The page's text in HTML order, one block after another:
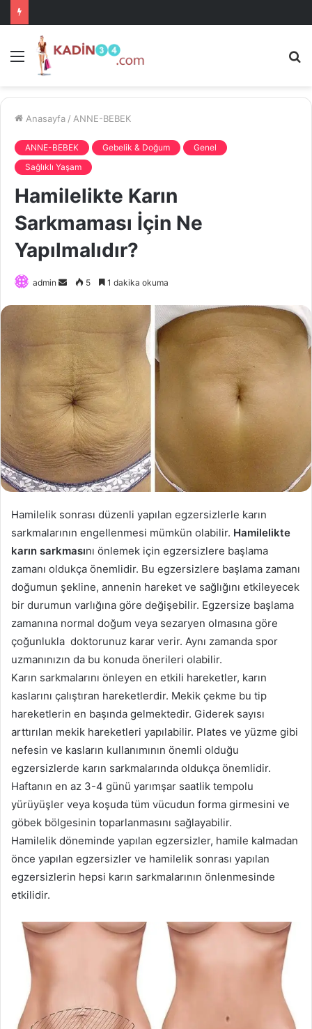
Menü
Anasayfa / ANNE-BEBEK
ANNE-BEBEK Gebelik & Doğum
Genel
Sağlıklı Yaşam
Hamilelikte Karın
Sarkmaması İçin Ne
Yapılmalıdır?
admin
Bir
posta
göndermek
5 1 dakika okuma
Hamilelik sonrası düzenli yapılan egzersizlerle karın
sarkmalarının engellenmesi mümkün olabilir. Hamilelikte
karın sarkmasını önlemek için egzersizlere başlama
zamanı oldukça önemlidir. Bu egzersizlere başlama zamanı
doğumun şekline, annenin hareket ve sağlığını etkileyecek
bir durumun varlığına göre değişebilir. Egzersize başlama
zamanına normal doğum veya sezaryen olmasına göre
çoğunlukla doktorunuz karar verir. Aynı zamanda spor
uzmanınızın da bu konuda önerileri olabilir.
Karın sarkmalarını önleyen en etkili hareketler, karın
kaslarını çalıştıran hareketlerdir. Mekik çekme bu tip
hareketlerin en başında gelmektedir. Giderek sayısı
arttırılan mekik hareketleri yapılabilir. Plates ve yüzme gibi
nefesin ve kasların kullanımının önemli olduğu
egzersizlerde karın sarkmalarında oldukça önemlidir.
Haftanın en az 3-4 günü yarımşar saatlik tempolu
yürüyüşler veya koşuda tüm vücudun forma girmesini ve
göbek bölgesinin toparlanmasını sağlayabilir.
Hamilelik döneminde yapılan egzersizler, hamile kalmadan
önce yapılan egzersizler ve hamilelik sonrası yapılan
egzersizlerin hepsi karın sarkmalarının önlenmesinde
etkilidir.